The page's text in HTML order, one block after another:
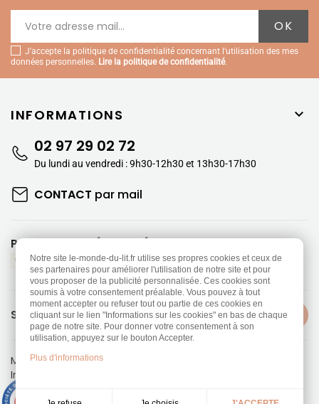
J'accepte la politique de confidentialité concernant l'utilisation des mes
données personnelles. Lire la politique de confidentialité.
INFORMATIONS 
02 97 29 02 72
Du lundi au vendredi : 9h30-12h30 et 13h30-17h30
CONTACT par mail
PAIEMENTS SÉCURISÉS
SUIVEZ-NOUS
Mentions légales-
Information sur les Cookies
RéalisationDream me up
Notre site le-monde-du-lit.fr utilise ses propres cookies et ceux de
ses partenaires pour améliorer l'utilisation de notre site et pour
vous proposer de la publicité personnalisée. Ces cookies sont
soumis à votre consentement préalable. Vous pouvez à tout
moment accepter ou refuser tout ou partie de ces cookies en
cliquant sur le lien "Informations sur les cookies" en bas de chaque
page de notre site. Pour donner votre consentement à son
utilisation, appuyez sur le bouton Accepter.
Plus d'informations